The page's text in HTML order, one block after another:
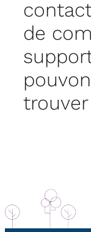
de